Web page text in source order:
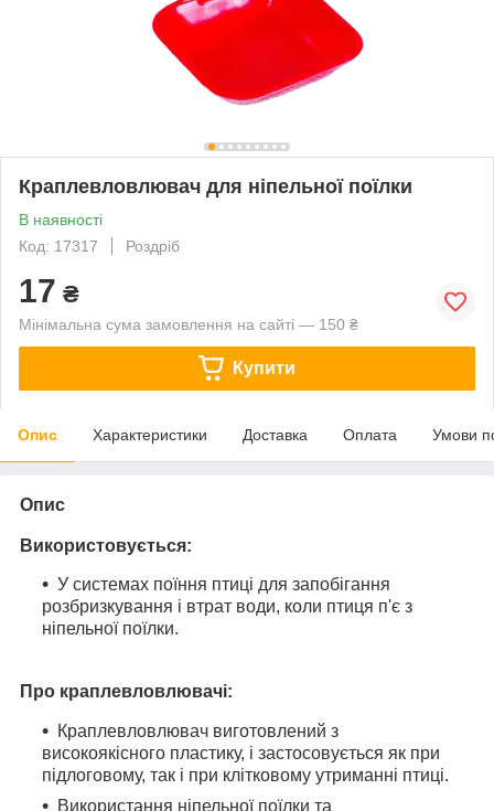
Краплевловлювач для ніпельної поїлки
В наявності
Код: 17317
Роздріб
17 ₴
Мінімальна сума замовлення на сайті — 150 ₴
Купити
Опис Характеристики Доставка Оплата Умови
Опис
Використовується:
У системах поїння птиці для запобігання
розбризкування і втрат води, коли птиця п'є з
ніпельної поїлки.
Про краплевловлювачі:
Краплевловлювач виготовлений з
високоякісного пластику, і застосовується як при
підлоговому, так і при клітковому утриманні птиці.
Використання ніпельної поїлки та